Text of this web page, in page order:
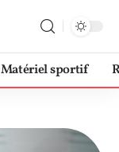
Matériel sportif